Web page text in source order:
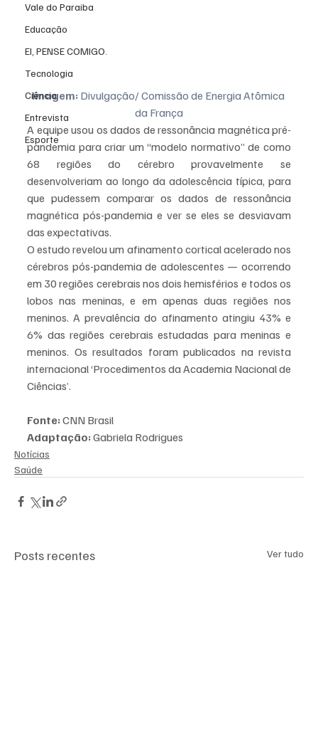
Vale do Paraiba
Educação
EI, PENSE COMIGO.
Tecnologia
Ciência
Entrevista
Esporte
Imagem: Divulgação/ Comissão de Energia Atômica
da França
A equipe usou os dados de ressonância magnética pré-
pandemia para criar um “modelo normativo” de como
68 regiões do cérebro provavelmente se
desenvolveriam ao longo da adolescência típica, para
que pudessem comparar os dados de ressonância
magnética pós-pandemia e ver se eles se desviavam
das expectativas.
O estudo revelou um afinamento cortical acelerado nos
cérebros pós-pandemia de adolescentes — ocorrendo
em 30 regiões cerebrais nos dois hemisférios e todos os
lobos nas meninas, e em apenas duas regiões nos
meninos. A prevalência do afinamento atingiu 43% e
6% das regiões cerebrais estudadas para meninas e
meninos. Os resultados foram publicados na revista
internacional ‘Procedimentos da Academia Nacional de
Ciências’.
Fonte: CNN Brasil
Adaptação: Gabriela Rodrigues
Notícias
Saúde
Posts recentes Ver tudo